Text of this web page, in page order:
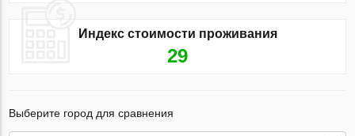
Индекс стоимости проживания
29
Выберите город для сравнения